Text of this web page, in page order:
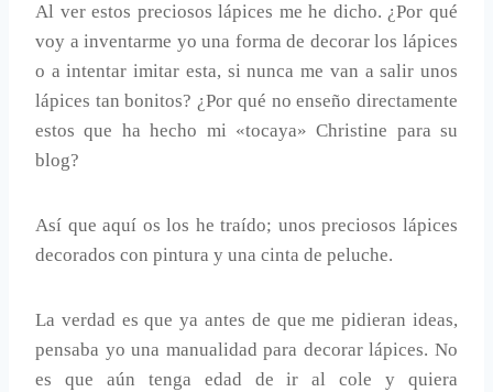
Al ver estos preciosos lápices me he dicho. ¿Por qué
voy a inventarme yo una forma de decorar los lápices
o a intentar imitar esta, si nunca me van a salir unos
lápices tan bonitos? ¿Por qué no enseño directamente
estos que ha hecho mi «tocaya» Christine para su
blog?
Así que aquí os los he traído; unos preciosos lápices
decorados con pintura y una cinta de peluche.
La verdad es que ya antes de que me pidieran ideas,
pensaba yo una manualidad para decorar lápices. No
es que aún tenga edad de ir al cole y quiera